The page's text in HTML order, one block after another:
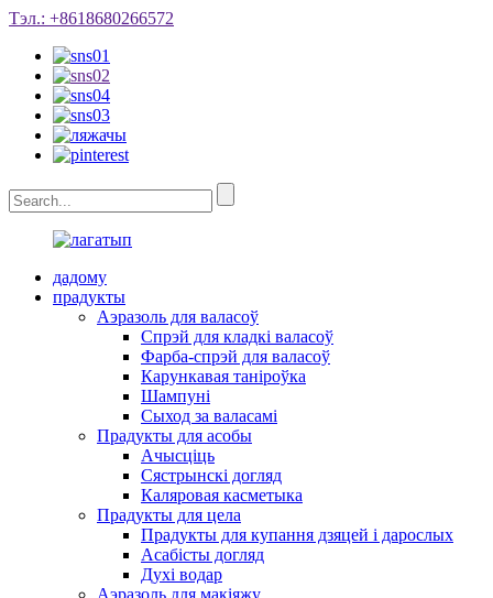
Тэл.: +8618680266572
дадому
прадукты
Аэразоль для валасоў
Спрэй для кладкі валасоў
Фарба-спрэй для валасоў
Карункавая таніроўка
Шампуні
Сыход за валасамі
Прадукты для асобы
Ачысціць
Сястрынскі догляд
Каляровая касметыка
Прадукты для цела
Прадукты для купання дзяцей і дарослых
Асабісты догляд
Духі водар
Аэразоль для макіяжу